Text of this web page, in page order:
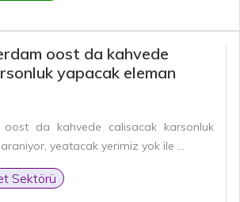
oost da kahvede
yapacak eleman
da kahvede calisacak karsonluk
yeatacak yerimiz yok ile ...
Sektörü